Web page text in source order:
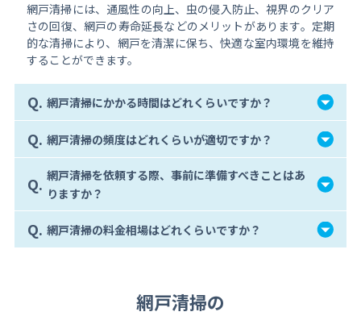
網戸清掃には、通風性の向上、虫の侵入防止、視界のクリア
さの回復、網戸の寿命延長などのメリットがあります。定期
的な清掃により、網戸を清潔に保ち、快適な室内環境を維持
することができます。
Q. 網戸清掃にかかる時間はどれくらいですか？
Q. 網戸清掃の頻度はどれくらいが適切ですか？
Q. 網戸清掃を依頼する際、事前に準備すべきことはあ
りますか？
Q. 網戸清掃の料金相場はどれくらいですか？
網戸清掃の